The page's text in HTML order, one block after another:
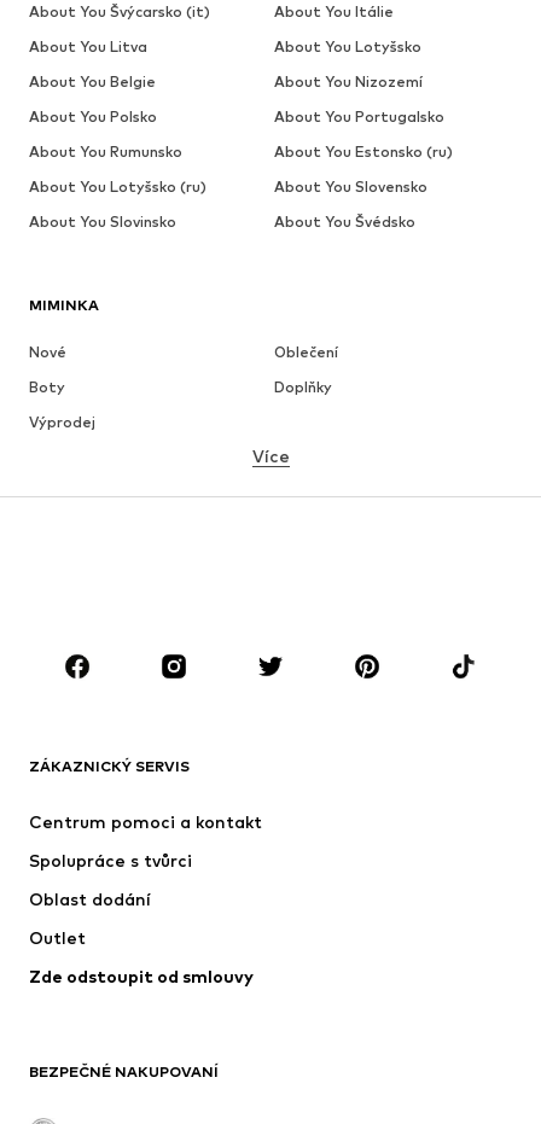
MIMINKA
Nové
Oblečení
Boty
Doplňky
Výprodej
ZNAČKY
ADIDAS ORIGINALS
NIKE
Více
ZÁKAZNICKÝ SERVIS
Centrum pomoci a kontakt
Spolupráce s tvůrci
Oblast dodání
Outlet
Zde odstoupit od smlouvy
BEZPEČNÉ NAKUPOVANÍ
About You Švýcarsko (it)
About You Itálie
About You Litva
About You Lotyšsko
About You Belgie
About You Nizozemí
About You Polsko
About You Portugalsko
About You Rumunsko
About You Estonsko (ru)
About You Lotyšsko (ru)
About You Slovensko
About You Slovinsko
About You Švédsko